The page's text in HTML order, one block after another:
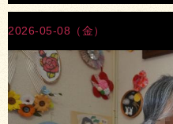
2026-05-08（金）